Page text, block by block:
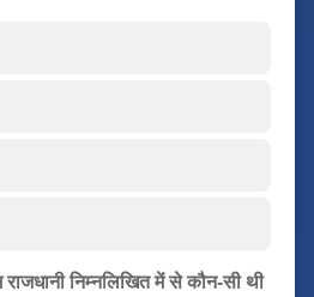
निम्नलिखित में से कौन-सी थी